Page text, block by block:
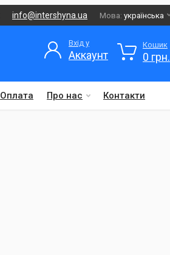
info@intershyna.ua Мова: українська
Оплата Про нас Контакти
Вхід у
Аккаунт
Кошик
0 грн.